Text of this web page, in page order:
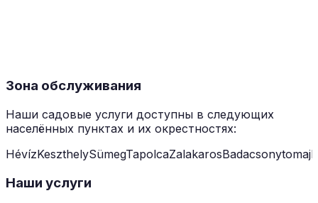
Зона обслуживания
Наши садовые услуги доступны в следующих
населённых пунктах и их окрестностях:
HévízKeszthelySümegTapolcaZalakarosBadacsonytomaj
Наши услуги